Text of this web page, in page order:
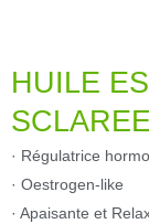
HUILE
· Régulatrice
· Oestrogen-like
· Apaisante et